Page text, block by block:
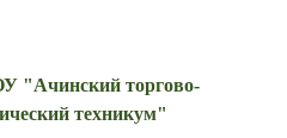
"Ачинский торгово-
техникум"